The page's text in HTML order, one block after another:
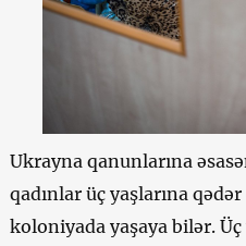
Ukrayna qanunlarına
qadınlar üç yaşlarına
koloniyada yaşaya bilər.